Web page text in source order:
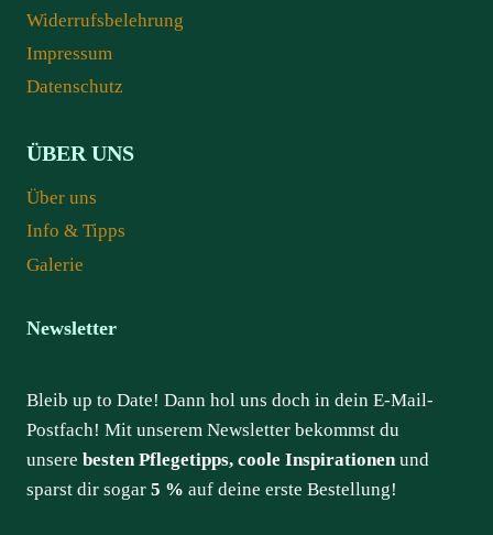
Widerrufsbelehrung
Impressum
Datenschutz
ÜBER UNS
Über uns
Info & Tipps
Galerie
Newsletter
Bleib up to Date! Dann hol uns doch in dein E-Mail-
Postfach! Mit unserem Newsletter bekommst du
unsere besten Pflegetipps, coole Inspirationenund
sparst dir sogar 5 % auf deine erste Bestellung!